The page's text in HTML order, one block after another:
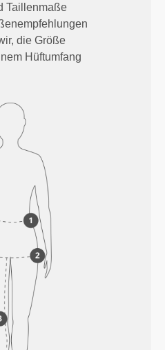
Taillenmaße
die Größe
Hüftumfang